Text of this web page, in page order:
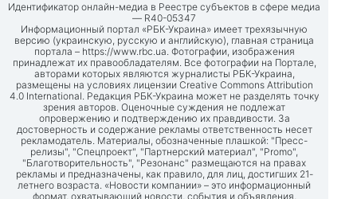
Идентификатор онлайн-медиа в Реестре субъектов в сфере медиа
— R40-05347
Информационный портал «РБК-Украина» имеет трехязычную
версию (украинскую, русскую и английскую), главная страница
портала – https://www.rbc.ua. Фотографии, изображения
принадлежат их правообладателям. Все фотографии на Портале,
авторами которых являются журналисты РБК-Украина,
размещены на условиях лицензии Creative Commons Attribution
4.0 International. Редакция РБК-Украина может не разделять точку
зрения авторов. Оценочные суждения не подлежат
опровержению и подтверждению их правдивости. За
достоверность и содержание рекламы ответственность несет
рекламодатель. Материалы, обозначенные плашкой: "Пресс-
релизы", "Спецпроект", "Партнерский материал", "Promo",
"Благотворительность", "Резонанс" размещаются на правах
рекламы и предназначены, как правило, для лиц, достигших 21-
летнего возраста. «Новости компании» – это информационный
формат, охватывающий новости, события и объявления,